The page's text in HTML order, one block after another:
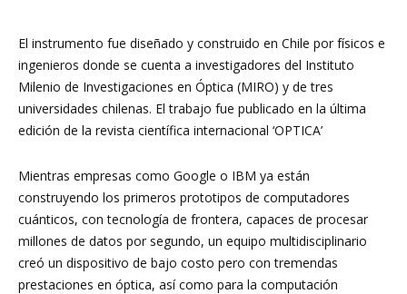
El instrumento fue diseñado y construido en Chile por físicos e
ingenieros donde se cuenta a investigadores del Instituto
Milenio de Investigaciones en Óptica (MIRO) y de tres
universidades chilenas. El trabajo fue publicado en la última
edición de la revista científica internacional ‘OPTICA’
Mientras empresas como Google o IBM ya están
construyendo los primeros prototipos de computadores
cuánticos, con tecnología de frontera, capaces de procesar
millones de datos por segundo, un equipo multidisciplinario
creó un dispositivo de bajo costo pero con tremendas
prestaciones en óptica, así como para la computación